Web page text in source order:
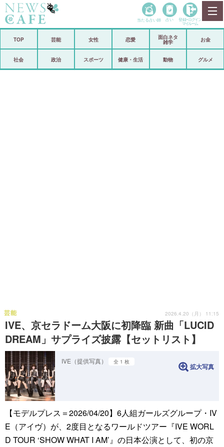
政治
当たる占い師 占い 登録• ログイン
マイルーム
TOP 芸能 女性 恋愛
面白ネタ
雑学
お金
社会 政治 スポーツ 健康・生活 動物 グルメ
IVE、京セラドーム大阪に初降臨 新曲「LUCID
DREAM」サプライズ披露【セットリスト】
芸能 2026.4.20（月） 11:15
IVE（提供写真） 全 1 枚
拡大写真
【モデルプレス＝2026/04/20】6人組ガールズグループ・IV
E（アイヴ）が、2度目となるワールドツアー『IVE WORL
D TOUR ‘SHOW WHAT I AM’』の日本公演として、初の京